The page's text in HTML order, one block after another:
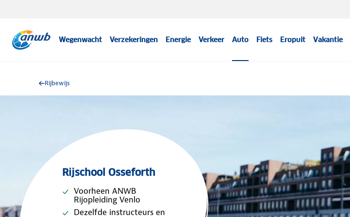
Wegenwacht Verzekeringen Energie Verkeer Auto Fiets Eropuit Vakantie
Rijbewijs
Rijschool Osseforth
Voorheen ANWB
Rijopleiding Venlo
Dezelfde instructeurs en